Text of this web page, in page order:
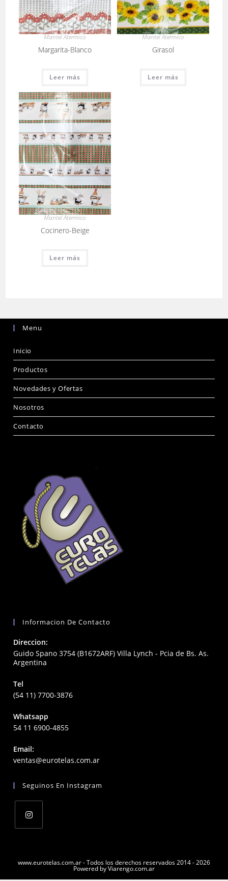
Mantel Atermico
Margarita-Blanco
Leer más
Mantel Atermico
Girasol
Leer más
Mantel Atermico
Cocinero-Beige
Leer más
Menu
Inicio
Productos
Novedades y Ofertas
Nosotros
Contacto
Informacion De Contacto
Direccion:
Guido Spano 3754 (B1672ARF) Villa Lynch - Pcia de Bs. As.
Argentina
Tel
(54 11) 7700-3876
Whatsapp
54 11 6900-4855
Email:
ventas@eurotelas.com.arOpens
application
Seguinos En Instagram
awww.eurotelas.com.ar - Todos los derechos reservados 2014 - 2026
Powered by Viarengo.com.ar